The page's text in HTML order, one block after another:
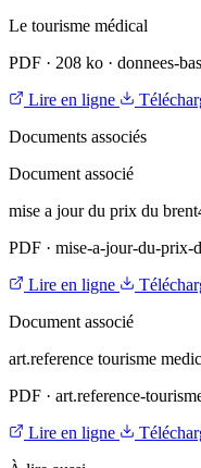
Le tourisme médical
PDF · 208 ko · donnees-
Lire en ligne
Documents associés
Document associé
mise a jour du prix du
PDF · mise-a-jour-du-prix-
Lire en ligne
Document associé
art.reference tourisme
PDF · art.reference-
Lire en ligne